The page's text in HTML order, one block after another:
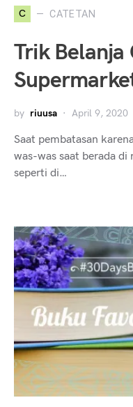
C CATETAN
Trik Belanja
by riuusa April 9, 2020
Saat pembatasan
was-was saat berada
seperti di…